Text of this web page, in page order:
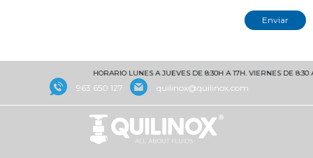
HORARIO LUNES A JUEVES DE 8:30H A 17H. VIERNES DE 8:30 A
963 650 127 quilinox@quilinox.com